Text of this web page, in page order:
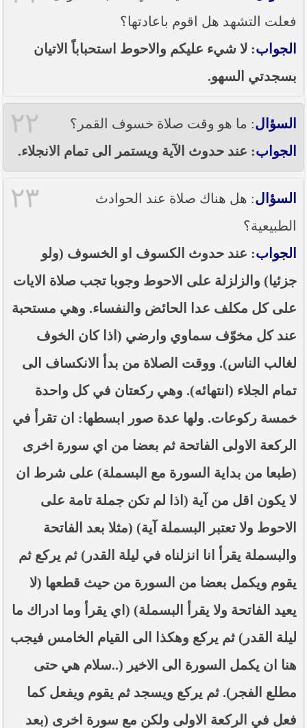
فعلت التشهد هل اقوم باعادتها؟
الجواب: لا شيء عليكم والاحوط استحباباً الاتيان
بسجدتي السهو.
٢٢ السؤال: ما هو وقت صلاة خسوف القمر؟
الجواب: عند حدوث الآية ويستمر الى تمام الانجلاء.
٢٣ السؤال: هل هناك صلاة عند الحوادث
الطبيعية؟
الجواب: عند حدوث الكسوف او الخسوف (ولو
جزئيا) والزلزلة على الاحوط وجوبا تجب صلاة الايات
على كل مكلف عدا الحائض والنفساء. وهي مستحبة
عند كل مخوّف سماوي وارضي (اذا كان الخوف
لغالب الناس). ووقت الصلاة من بدأ الانكساف الى
تمام الجلاء (انتهائه). وهي ركعتان في كل واحدة
خمسة ركوعات. ولها عدة صور ابسطها: ان تقرأ في
الركعة الاولى الفاتحة ثم بعضا من اي سورة اخرى
(طبعا من بداية السورة مع البسملة) على شرط ان
لا يكون اقل من آية (اذا لم تكن جملة تامة على
الاحوط ولا تعتبر البسملة آية) (مثلا بعد الفاتحة
والبسملة يقرأ انا انزلناه في ليلة القدر) ثم يركع ثم
يقوم ويكمل بعضا من السورة من حيث قطعها (لا
يعيد الفاتحة ولا يقرأ البسملة) (اي يقرأ وما ادراك ما
ليلة القدر) ثم يركع وهكذا الى القيام الخامس فيجب
هنا ان يكمل السورة الى الاخير (..سلام هي حتى
مطلع الفجر). ثم يركع ويسجد ثم يقوم ويفعل كما
فعل في الركعة الاولى ولكن مع سورة اخرى (بعد